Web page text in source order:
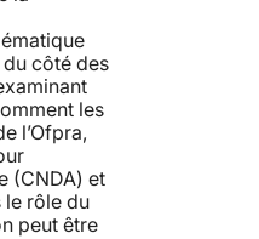
côté des
les
l’Ofpra,
(CNDA) et
le rôle du
peut être